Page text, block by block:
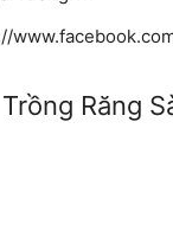
Răng